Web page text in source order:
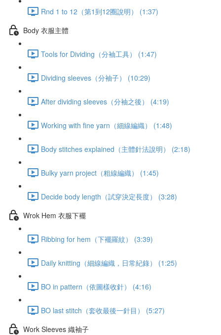
Rnd 1 to 12（第1到12圈說明） (1:37)
Body 衣服主體
Tools for Dividing（分袖工具） (1:47)
Dividing sleeves（分袖子） (10:29)
After dividing sleeves（分袖之後） (4:19)
Working with fine yarn（細線編織） (1:48)
Body stitches explained（主體針法說明） (2:18)
Bulky yarn project（粗線編織） (1:45)
Decide body length（試穿決定長度） (3:28)
Wrok Hem 衣服下襬
Ribbing for hem（下襬羅紋） (3:39)
Daily knitting（細線編織，日常紀錄） (1:25)
BO in pattern（依圖樣收針） (4:16)
BO last stitch（套收最後一針目） (5:27)
Work Sleeves 織袖子